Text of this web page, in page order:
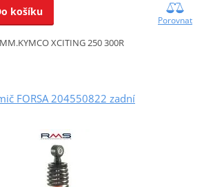
košíku
Porovnat
XCITING 250 300R
FORSA 204550822 zadní